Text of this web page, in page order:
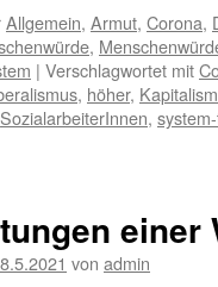
Allgemein, Armut, Corona,
,
| Verschlagwortet mit
, höher,
SozialarbeiterInnen,
von admin